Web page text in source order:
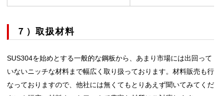
７）取扱材料
SUS304を始めとする一般的な鋼板から、あまり市場には出回って
いないニッチな材料まで幅広く取り扱っております。材料販売も行
なっておりますので、他社には無くてもとりあえず聞いてみてくだ